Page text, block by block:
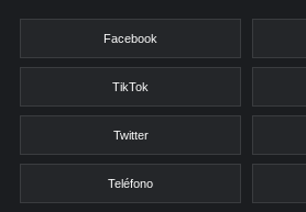
Facebook
TikTok
Twitter
Teléfono